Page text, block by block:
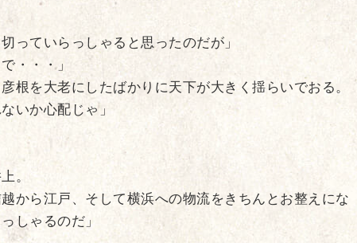
っていらっしゃると思ったのだが」
・・・」
根を大老にしたばかりに天下が大きく揺らいでおる。
いか心配じゃ」
。
から江戸、そして横浜への物流をきちんとお整えにな
しゃるのだ」